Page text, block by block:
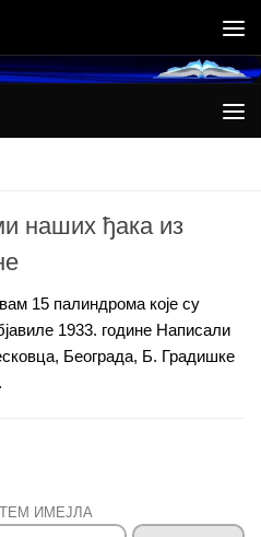
наших ђака из
15 палиндрома које су
1933. године Написали
Београда, Б. Градишке
ИМЕЈЛА